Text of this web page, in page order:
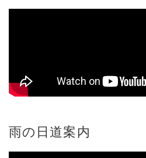
雨の日道案内